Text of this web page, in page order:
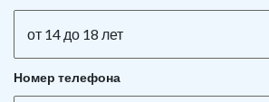
от 14 до 18 лет
Номер телефона